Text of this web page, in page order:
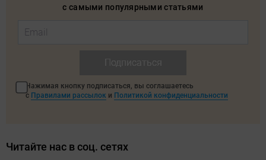
с самыми популярными статьями
Нажимая кнопку подписаться, вы соглашаетесь
с Правилами рассылок и Политикой конфиденциальности
Читайте нас в соц. сетях